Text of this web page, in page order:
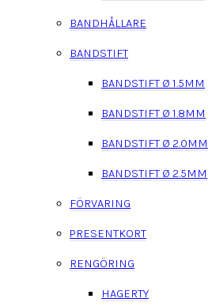
BANDHÅLLARE
BANDSTIFT
BANDSTIFT Ø 1.5MM
BANDSTIFT Ø 1.8MM
BANDSTIFT Ø 2.0MM
BANDSTIFT Ø 2.5MM
FÖRVARING
PRESENTKORT
RENGÖRING
HAGERTY